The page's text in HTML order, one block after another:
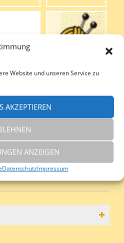
Website und unseren Service zu
AKZEPTIEREN
ANZEIGEN
DatenschutzImpressum
Restposten(233)